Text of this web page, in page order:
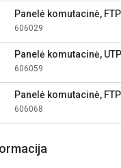
Panelė komutacinė,
juoda, KELine
606029
Panelė komutacinė,
juoda, KELine
606059
Panelė komutacinė,
juoda, HD, KELine
606068